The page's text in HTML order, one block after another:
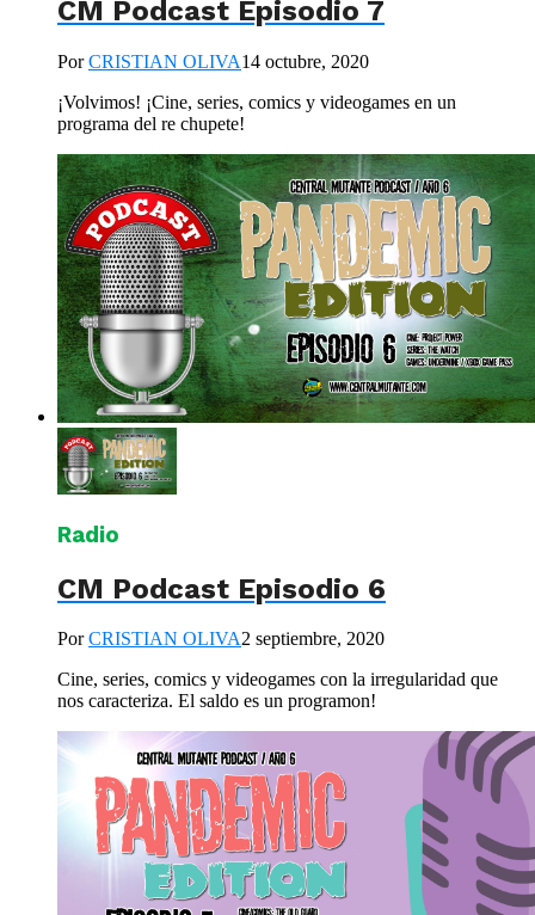
CM Podcast Episodio 7
PorCRISTIAN OLIVA14 octubre, 2020
¡Volvimos! ¡Cine, series, comics y videogames en un
programa del re chupete!
Radio
CM Podcast Episodio 6
PorCRISTIAN OLIVA2 septiembre, 2020
Cine, series, comics y videogames con la irregularidad que
nos caracteriza. El saldo es un programon!